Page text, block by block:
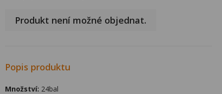
Produkt není možné objednat.
Popis produktu
Množství: 24bal